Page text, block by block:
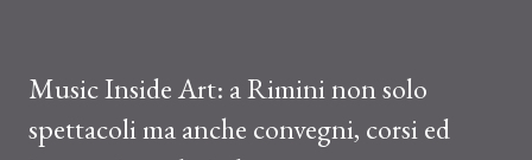
Music Inside Art: a Rimini non solo
spettacoli ma anche convegni, corsi ed